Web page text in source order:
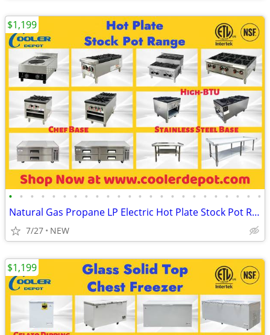
• • • • • • • • • • • • • • • • • • • • • • • •
Natural Gas Propane LP Electric Hot Plate Stock Pot Range
7/27 NEW
$1,199
$1,199